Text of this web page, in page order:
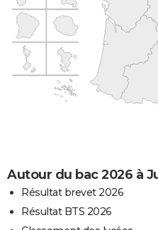
Autour du bac 2026 à
Résultat brevet 2026
Résultat BTS 2026